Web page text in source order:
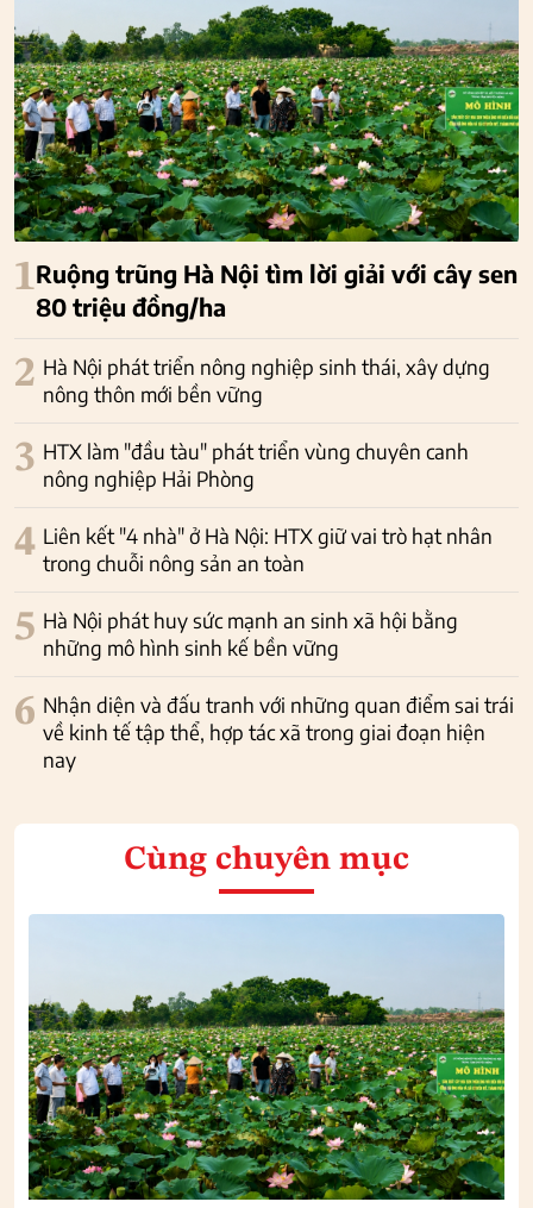
1Ruộng trũng Hà Nội tìm lời giải với cây sen
80 triệu đồng/ha
2 Hà Nội phát triển nông nghiệp sinh thái, xây dựng
nông thôn mới bền vững
3 HTX làm "đầu tàu" phát triển vùng chuyên canh
nông nghiệp Hải Phòng
4 Liên kết "4 nhà" ở Hà Nội: HTX giữ vai trò hạt nhân
trong chuỗi nông sản an toàn
5 Hà Nội phát huy sức mạnh an sinh xã hội bằng
những mô hình sinh kế bền vững
6 Nhận diện và đấu tranh với những quan điểm sai trái
về kinh tế tập thể, hợp tác xã trong giai đoạn hiện
nay
Cùng chuyên mục